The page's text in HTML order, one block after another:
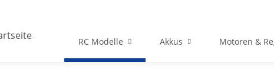
RC Modelle Akkus Motoren &